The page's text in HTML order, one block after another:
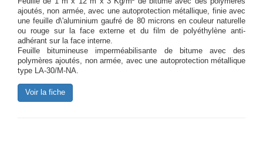
ajoutés, non armée, avec une autoprotection métallique, finie avec
une feuille d\'aluminium gaufré de 80 microns en couleur naturelle
ou rouge sur la face externe et du film de polyéthylène anti-
adhérant sur la face interne.
Feuille bitumineuse imperméabilisante de bitume avec des
polymères ajoutés, non armée, avec une autoprotection métallique
type LA-30/M-NA.
Voir la fiche